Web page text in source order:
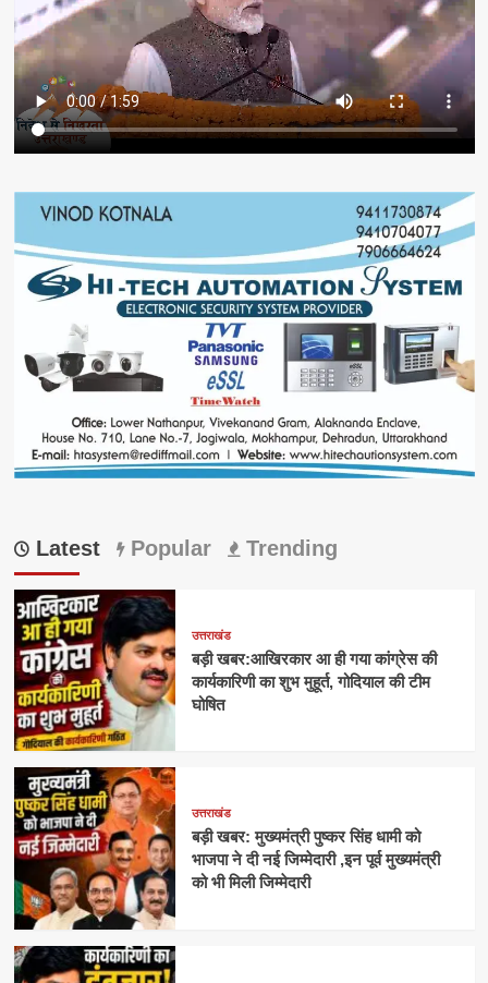
Latest Popular Trending
उत्तराखंड
बड़ी खबर:आखिरकार आ ही गया कांग्रेस की
कार्यकारिणी का शुभ मुहूर्त, गोदियाल की टीम
घोषित
उत्तराखंड
बड़ी खबर: मुख्यमंत्री पुष्कर सिंह धामी को
भाजपा ने दी नई जिम्मेदारी ,इन पूर्व मुख्यमंत्री
को भी मिली जिम्मेदारी